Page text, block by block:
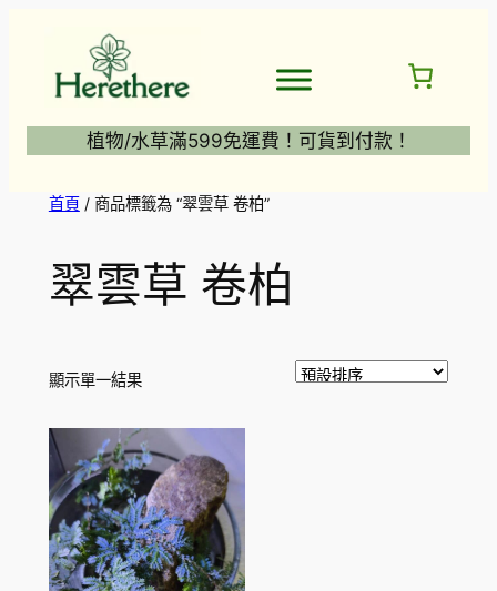
植物/水草滿599免運費！可貨到付款！
首頁/ 商品標籤為 “翠雲草 卷柏”
翠雲草 卷柏
顯示單一結果